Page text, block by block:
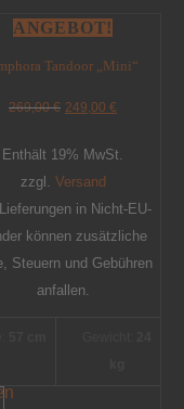
ANGEBOT!
Tandoor „Mini“
269,00€ 249,00 €
Enthält 19% MwSt.
zzgl. Versand
in Nicht-EU-
können zusätzliche
Steuern und Gebühren
anfallen.